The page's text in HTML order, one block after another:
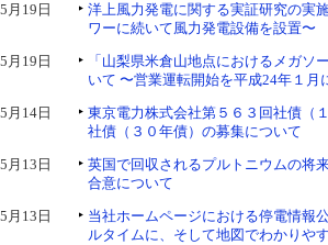
5月19日
洋上風力発電に関する実証研究の実
ワーに続いて風力発電設備を設置〜
5月19日
「山梨県米倉山地点におけるメガ
いて 〜営業運転開始を平成24年１月
5月14日
東京電力株式会社第５６３回社債（
社債（３０年債）の募集について
5月13日
英国で回収されるプルトニウムの将
合意について
5月13日
当社ホームページにおける停電情報
ルタイムに、そして地図でわかりや